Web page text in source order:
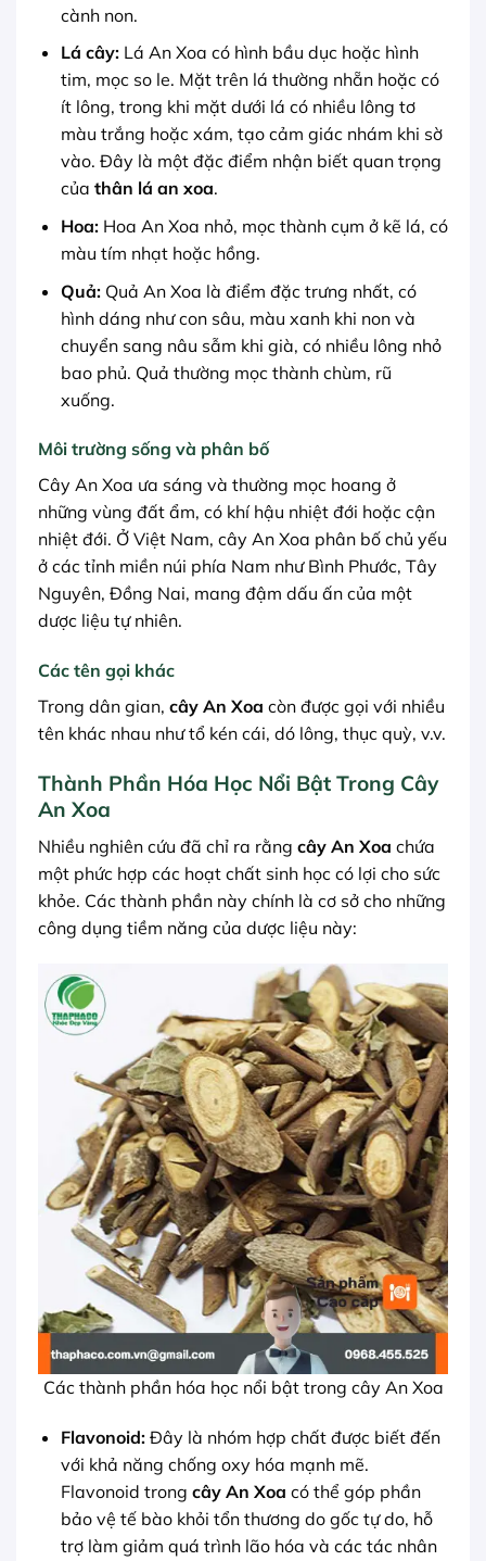
cành non.
Lá cây:Lá An Xoa có hình bầu dục hoặc hình
tim, mọc so le. Mặt trên lá thường nhẵn hoặc có
ít lông, trong khi mặt dưới lá có nhiều lông tơ
màu trắng hoặc xám, tạo cảm giác nhám khi sờ
vào. Đây là một đặc điểm nhận biết quan trọng
của thân lá an xoa.
Hoa:Hoa An Xoa nhỏ, mọc thành cụm ở kẽ lá, có
màu tím nhạt hoặc hồng.
Quả:Quả An Xoa là điểm đặc trưng nhất, có
hình dáng như con sâu, màu xanh khi non và
chuyển sang nâu sẫm khi già, có nhiều lông nhỏ
bao phủ. Quả thường mọc thành chùm, rũ
xuống.
Môi trường sống và phân bố
Cây An Xoa ưa sáng và thường mọc hoang ở
những vùng đất ẩm, có khí hậu nhiệt đới hoặc cận
nhiệt đới. Ở Việt Nam, cây An Xoa phân bố chủ yếu
ở các tỉnh miền núi phía Nam như Bình Phước, Tây
Nguyên, Đồng Nai, mang đậm dấu ấn của một
dược liệu tự nhiên.
Các tên gọi khác
Trong dân gian, cây An Xoa còn được gọi với nhiều
tên khác nhau như tổ kén cái, dó lông, thục quỳ, v.v.
Thành Phần Hóa Học Nổi Bật Trong Cây
An Xoa
Nhiều nghiên cứu đã chỉ ra rằng cây An Xoa chứa
một phức hợp các hoạt chất sinh học có lợi cho sức
khỏe. Các thành phần này chính là cơ sở cho những
công dụng tiềm năng của dược liệu này:
Các thành phần hóa học nổi bật trong cây An Xoa
Flavonoid:Đây là nhóm hợp chất được biết đến
với khả năng chống oxy hóa mạnh mẽ.
Flavonoid trong cây An Xoa có thể góp phần
bảo vệ tế bào khỏi tổn thương do gốc tự do, hỗ
trợ làm giảm quá trình lão hóa và các tác nhân